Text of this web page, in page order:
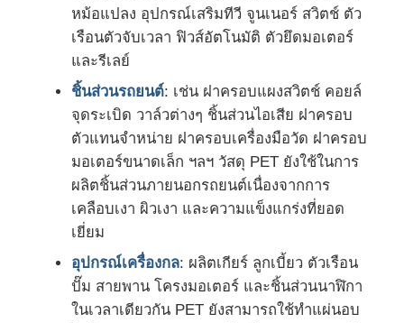
หม้อแปลง อุปกรณ์เสริมทีวี จูนเนอร์ สวิตช์ ตัว
เรือนตัวจับเวลา ฟิวส์อัตโนมัติ ตัวยึดมอเตอร์
และรีเลย์
ชิ้นส่วนรถยนต์: เช่น ฝาครอบแผงสวิตช์ คอยล์
จุดระเบิด วาล์วต่างๆ ชิ้นส่วนไอเสีย ฝาครอบ
ตัวแทนจำหน่าย ฝาครอบเครื่องมือวัด ฝาครอบ
มอเตอร์ขนาดเล็ก ฯลฯ วัสดุ PET ยังใช้ในการ
ผลิตชิ้นส่วนภายนอกรถยนต์เนื่องจากการ
เคลือบเงา ผิวเงา และความแข็งแกร่งที่ยอด
เยี่ยม
อุปกรณ์เครื่องกล: ผลิตเกียร์ ลูกเบี้ยว ตัวเรือน
ปั๊ม สายพาน โครงมอเตอร์ และชิ้นส่วนนาฬิกา
ในเวลาเดียวกัน PET ยังสามารถใช้ทำแผ่นอบ